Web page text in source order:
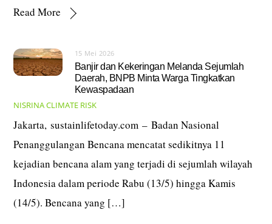
Read More
15 Mei 2026
Banjir dan Kekeringan Melanda Sejumlah
Daerah, BNPB Minta Warga Tingkatkan
Kewaspadaan
NISRINA CLIMATE RISK
Jakarta, sustainlifetoday.com – Badan Nasional
Penanggulangan Bencana mencatat sedikitnya 11
kejadian bencana alam yang terjadi di sejumlah wilayah
Indonesia dalam periode Rabu (13/5) hingga Kamis
(14/5). Bencana yang […]